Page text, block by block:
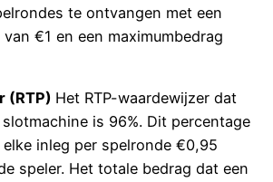
te ontvangen met een
€1 en een maximumbedrag
(RTP) Het RTP-waardewijzer dat
is 96%. Dit percentage
inleg per spelronde €0,95
speler. Het totale bedrag dat een